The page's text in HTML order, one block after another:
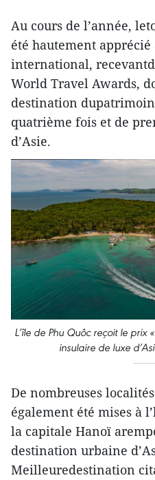
Au cours de l’année,
été hautement apprécié
international,
World Travel Awards,
destination
quatrième fois et de
d’Asie.
L’île de Phu Quôc reçoit le prix
insulaire de luxe
De nombreuses
également été mises à
la capitale Hanoï
destination urbaine
Meilleuredestination